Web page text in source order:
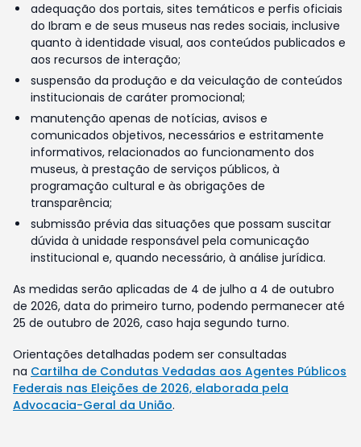
adequação dos portais, sites temáticos e perfis oficiais
do Ibram e de seus museus nas redes sociais, inclusive
quanto à identidade visual, aos conteúdos publicados e
aos recursos de interação;
suspensão da produção e da veiculação de conteúdos
institucionais de caráter promocional;
manutenção apenas de notícias, avisos e
comunicados objetivos, necessários e estritamente
informativos, relacionados ao funcionamento dos
museus, à prestação de serviços públicos, à
programação cultural e às obrigações de
transparência;
submissão prévia das situações que possam suscitar
dúvida à unidade responsável pela comunicação
institucional e, quando necessário, à análise jurídica.
As medidas serão aplicadas de 4 de julho a 4 de outubro
de 2026, data do primeiro turno, podendo permanecer até
25 de outubro de 2026, caso haja segundo turno.
Orientações detalhadas podem ser consultadas
na Cartilha de Condutas Vedadas aos Agentes Públicos
Federais nas Eleições de 2026, elaborada pela
Advocacia-Geral da União.